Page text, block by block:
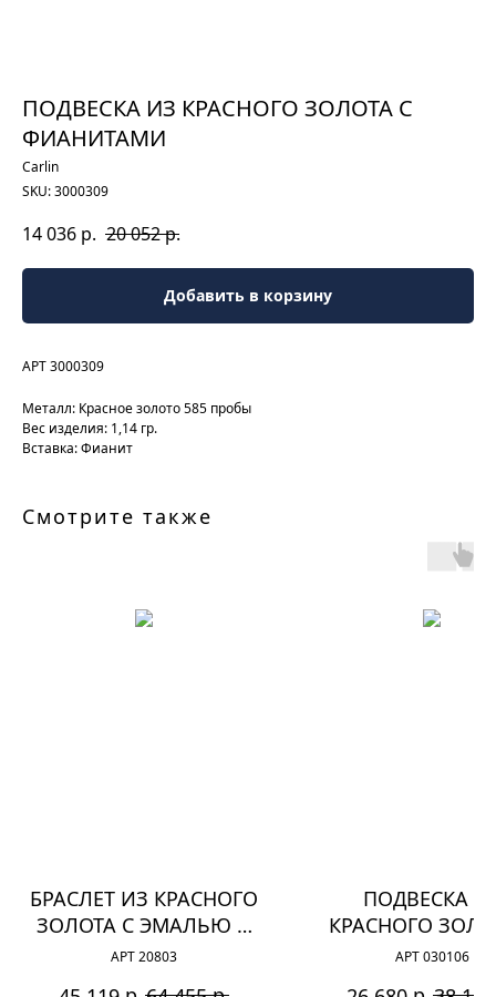
ПОДВЕСКА ИЗ КРАСНОГО ЗОЛОТА С
ФИАНИТАМИ
Carlin
SKU:3000309
14 036 р. 20 052р.
Добавить в корзину
АРТ 3000309
Металл: Красное золото 585 пробы
Вес изделия: 1,14 гр.
Вставка: Фианит
Смотрите также
БРАСЛЕТ ИЗ КРАСНОГО
ЗОЛОТА С ЭМАЛЬЮ И
ФИАНИТАМИ
АРТ 20803
ПОДВЕСКА
КРАСНОГО
ФИАНИТАМИ
АРТ 030106